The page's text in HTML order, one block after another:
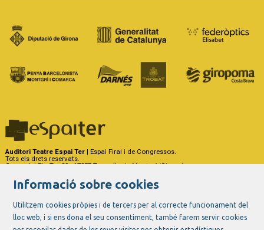
Auditori Teatre Espai Ter | Espai Firal i de Congressos.
Tots els drets reservats.
Carrer del Riu Ter, 29 - 17257 Torroella de Montgrí (Girona)
Informació sobre cookies
Utilitzem cookies pròpies i de tercers per al correcte funcionament del
lloc web, i si ens dona el seu consentiment, també farem servir cookies